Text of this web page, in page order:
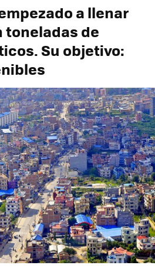
a llenar
toneladas de
Su objetivo: